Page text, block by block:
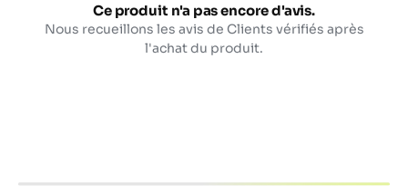
Ce produit n'a pas encore d'avis.
Nous recueillons les avis de Clients vérifiés après
l'achat du produit.